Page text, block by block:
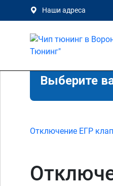
Наши адреса
Выберите
Отключение ЕГР